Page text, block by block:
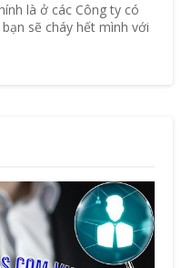
là ở các Công ty có
sẽ cháy hết mình với